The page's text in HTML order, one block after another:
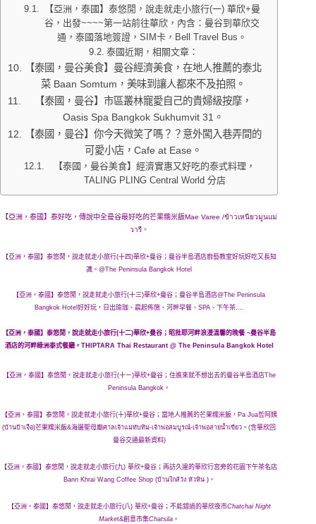
【亞洲，泰國】泰悠閒，說走就走小旅行(一) 華欣+曼
谷，出發~~~~第一站前往華欣，內含：曼谷到華欣交
通，泰國落地簽證，SIM卡，Bell Travel Bus。
泰國近期，相關文章：
【泰國，曼谷美食】曼谷經濟美食，在地人推薦的泰北
菜 Baan Somtum，美味到讓人都來不及拍照。
【泰國，曼谷】市區叢林寵愛自己的貴婦級按摩，
Oasis Spa Bangkok Sukhumvit 31。
【泰國，曼谷】你今天微笑了嗎？？意外闖入巷弄間的
可愛小店，Cafe at Ease。
【泰國，曼谷美食】經濟實惠又好吃的泰式料理，
TALING PLING Central World 分店
【亞洲，泰國】泰好吃，傳說中全曼谷最好吃的芒果糯米飯Mae Varee /ข้าวเหนียวมูนแม่
วารี。
【亞洲，泰國】泰悠閒，說走就走小旅行(十四)華欣+曼谷；曼谷半島酒店廚藝教室好玩好吃又長知
識。@The Peninsula Bangkok Hotel
【亞洲，泰國】泰悠閒，說走就走小旅行(十三)華欣+曼谷；曼谷半島酒店@The Peninsula
Bangkok Hotel好好玩，日出瑜珈、晨起佈施、河畔早餐、SPA、下午茶….
【亞洲，泰國】泰悠閒，說走就走小旅行(十二)華欣+曼谷；昭批耶河​畔浪漫溫馨的晚餐 ~曼谷半島
酒店的河畔綠洲泰式餐廳。THIPTARA Thai Restaurant @ The Peninsula Bangkok Hotel
【亞洲，泰國】泰悠閒，說走就走小旅行(十ㄧ)華欣+曼谷；住進來就不想出去的曼谷半島酒店The
Peninsula Bangkok。
【亞洲，泰國】泰悠閒，說走就走小旅行(十)華欣+曼谷；當地人推薦的芒果糯米飯，Pa Jua哲阿姨
(บ้านป้าเจือ)芒果糯米飯&海邊聖母廟ศาลเจ้าแม่ทับทิม-เจ้าพ่อสมบูรณ์-เจ้าพ่อสายน้ำเขียว。(含華欣回
曼谷交通最新資料)
【亞洲，泰國】泰悠閒，說走就走小旅行(九) 華欣+曼谷；再訪久違的華欣行宮旁的花園下午茶名店
Bann Khrai Wang Coffee Shop (บ้านใกล้วัง หัวหิน )。
【亞洲， 泰國】泰悠閒，說走就走小旅行(八) 華欣+曼谷；不能錯過的華欣夜市Chatchai Night
Market&創意市集Chatsila 。